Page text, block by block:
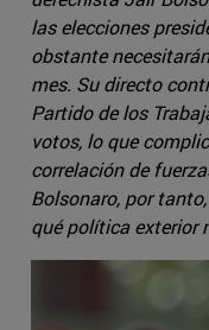
las elecciones
obstante
mes. Su directo
Partido de los
votos, lo que
correlación de
Bolsonaro, por
qué política exterior